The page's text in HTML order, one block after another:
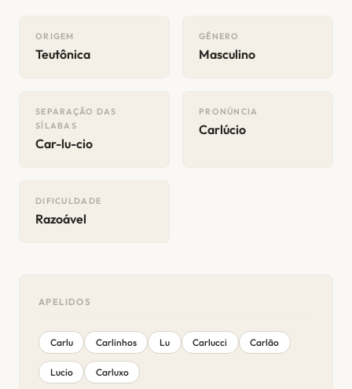
ORIGEM
Teutônica
GÊNERO
Masculino
SEPARAÇÃO DAS
SÍLABAS
Car-lu-cio
PRONÚNCIA
Carlúcio
DIFICULDADE
Razoável
APELIDOS
Carlu Carlinhos Lu Carlucci Carlão
Lucio Carluxo